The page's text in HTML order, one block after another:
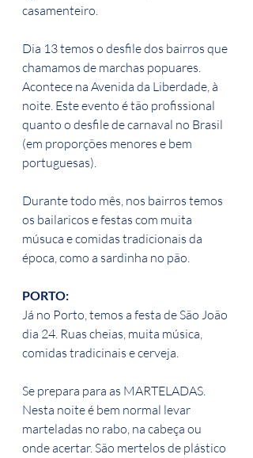
casamenteiro.
Dia 13 temos o desfile dos bairros que
chamamos de marchas popuares.
Acontece na Avenida da Liberdade, à
noite. Este evento é tão profissional
quanto o desfile de carnaval no Brasil
(em proporções menores e bem
portuguesas).
Durante todo mês, nos bairros temos
os bailaricos e festas com muita
músuca e comidas tradicionais da
época, como a sardinha no pão.
PORTO:
Já no Porto, temos a festa de São João
dia 24. Ruas cheias, muita música,
comidas tradicinais e cerveja.
Se prepara para as MARTELADAS.
Nesta noite é bem normal levar
marteladas no rabo, na cabeça ou
onde acertar. São mertelos de plástico